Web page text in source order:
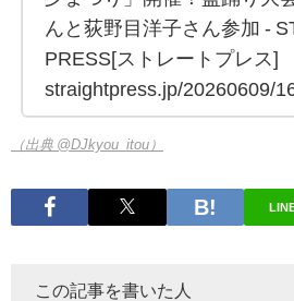
んと荻野目洋子さん参加 -
PRESS[ストレートプレス]
straightpress.jp/20260609/
（出典 @DJkyou_itou）
この記事を書いた人